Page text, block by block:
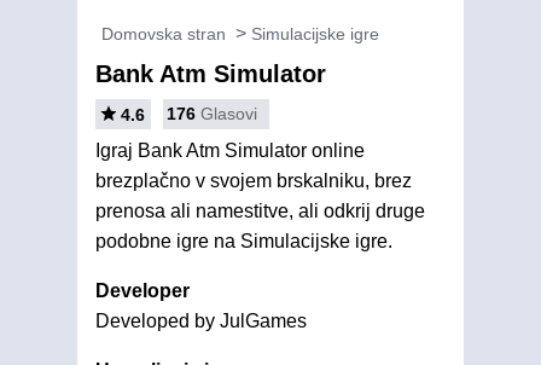
Domovska stran Simulacijske igre
Bank Atm Simulator
4.6 176 Glasovi
Igraj Bank Atm Simulator online
brezplačno v svojem brskalniku, brez
prenosa ali namestitve, ali odkrij druge
podobne igre na Simulacijske igre.
Developer
Developed by JulGames